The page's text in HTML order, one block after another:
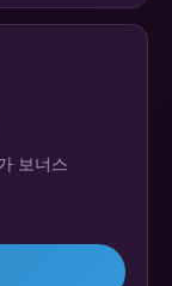
보너스